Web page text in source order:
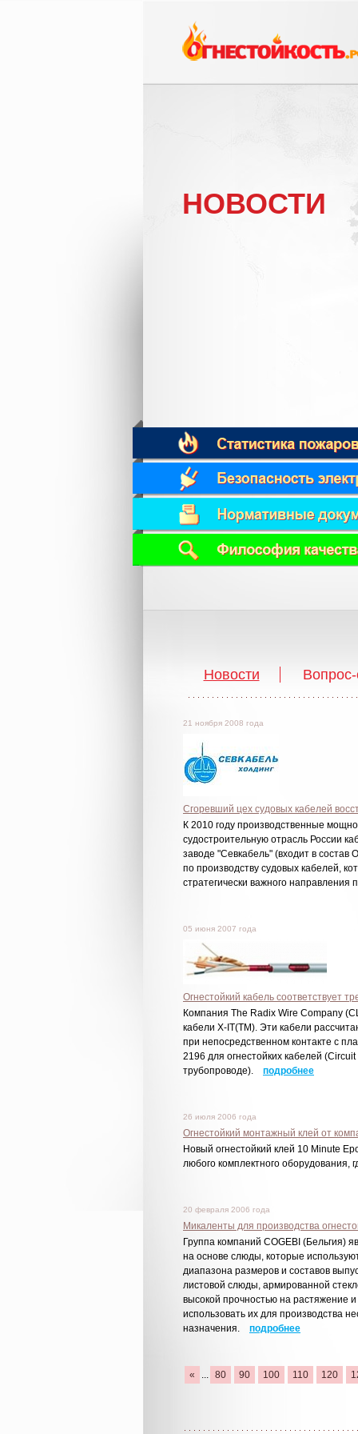
НОВОСТИ
Новости Вопрос-
21 ноября 2008 года
Сгоревший цех судовых кабелей
К 2010 году производственные
судостроительную отрасль России
заводе "Севкабель" (входит в
по производству судовых кабелей,
стратегически важного
05 июня 2007 года
Огнестойкий кабель соответствует
Компания The Radix Wire Company
кабели X-IT(TM). Эти кабели
при непосредственном контакте с
2196 для огнестойких кабелей
трубопроводе). подробнее
26 июля 2006 года
Огнестойкий монтажный клей от
Новый огнестойкий клей 10 Minute
любого комплектного
20 февраля 2006 года
Микаленты для производства
Группа компаний COGEBI (Бельгия)
на основе слюды, которые
диапазона размеров и составов
листовой слюды, армированной
высокой прочностью на растяжение
использовать их для производства
назначения. подробнее
« ... 80 90 100 110 120